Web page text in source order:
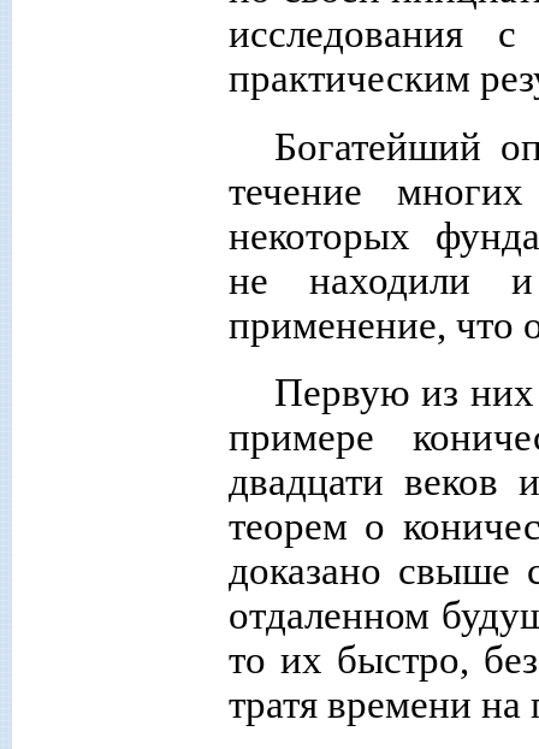
исследования
практическим
Богатейший
течение многих
некоторых
не находили
применение, что
Первую из них
примере
двадцати веков
теорем о
доказано свыше
отдаленном
то их быстро,
тратя времени